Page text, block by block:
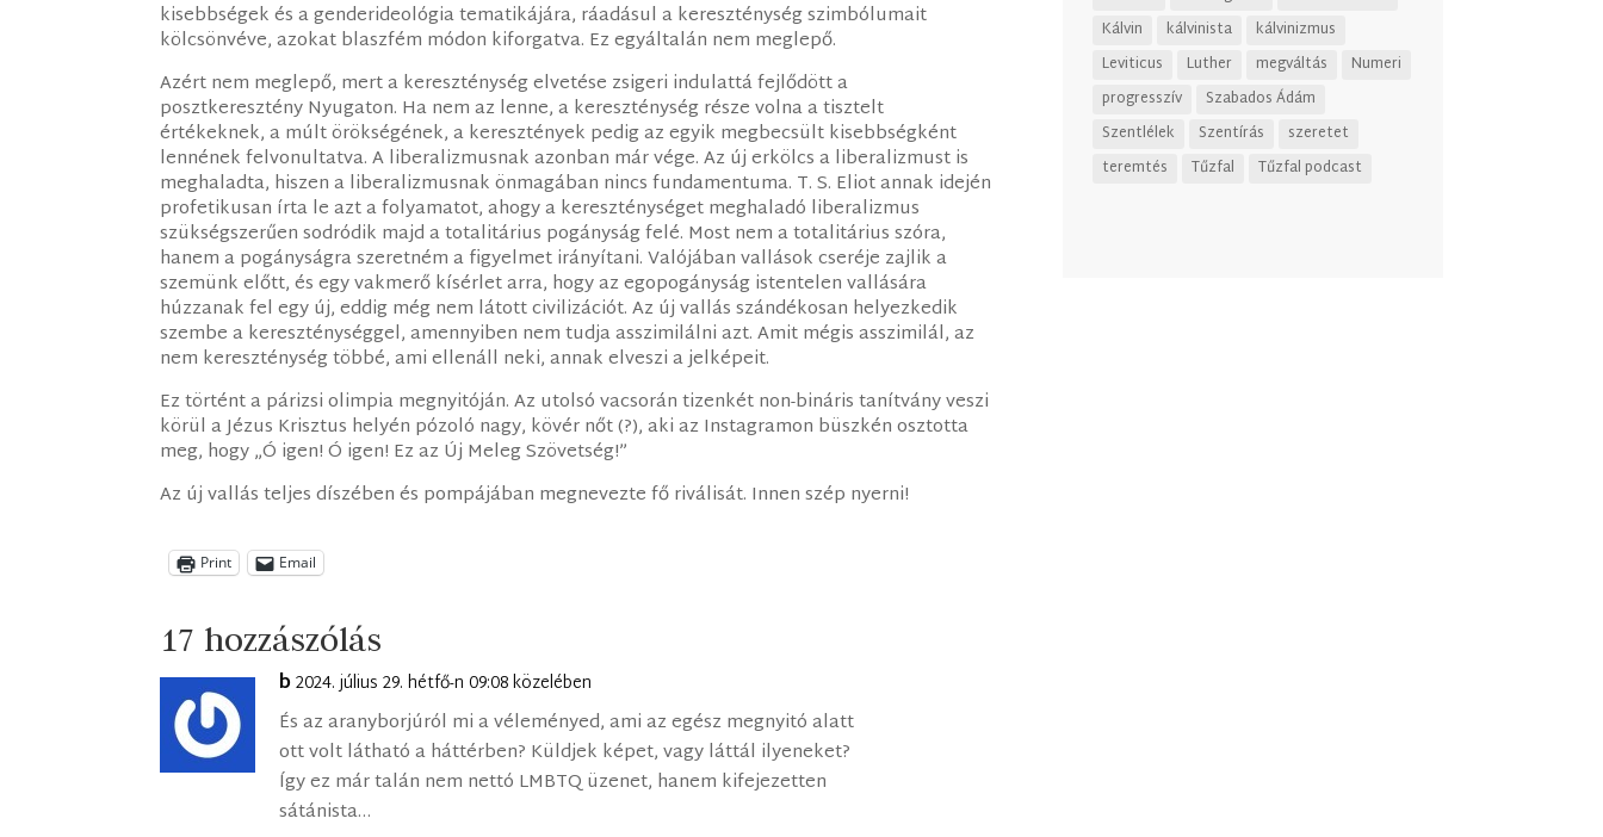
kisebbségek és a genderideológia tematikájára, ráadásul a kereszténység szimbólumait
kölcsönvéve, azokat blaszfém módon kiforgatva. Ez egyáltalán nem meglepő.
Azért nem meglepő, mert a kereszténység elvetése zsigeri indulattá fejlődött a
posztkeresztény Nyugaton. Ha nem az lenne, a kereszténység része volna a tisztelt
értékeknek, a múlt örökségének, a keresztények pedig az egyik megbecsült kisebbségként
lennének felvonultatva. A liberalizmusnak azonban már vége. Az új erkölcs a liberalizmust is
meghaladta, hiszen a liberalizmusnak önmagában nincs fundamentuma. T. S. Eliot annak idején
profetikusan írta le azt a folyamatot, ahogy a kereszténységet meghaladó liberalizmus
szükségszerűen sodródik majd a totalitárius pogányság felé. Most nem a totalitárius szóra,
hanem a pogányságra szeretném a figyelmet irányítani. Valójában vallások cseréje zajlik a
szemünk előtt, és egy vakmerő kísérlet arra, hogy az egopogányság istentelen vallására
húzzanak fel egy új, eddig még nem látott civilizációt. Az új vallás szándékosan helyezkedik
szembe a kereszténységgel, amennyiben nem tudja asszimilálni azt. Amit mégis asszimilál, az
nem kereszténység többé, ami ellenáll neki, annak elveszi a jelképeit.
Ez történt a párizsi olimpia megnyitóján. Az utolsó vacsorán tizenkét non-bináris tanítvány veszi
körül a Jézus Krisztus helyén pózoló nagy, kövér nőt (?), aki az Instagramon büszkén osztotta
meg, hogy „Ó igen! Ó igen! Ez az Új Meleg Szövetség!”
Az új vallás teljes díszében és pompájában megnevezte fő riválisát. Innen szép nyerni!
Print Email
17 hozzászólás
b2024. július 29. hétfő-n 09:08 közelében
És az aranyborjúról mi a véleményed, ami az egész megnyitó alatt
ott volt látható a háttérben? Küldjek képet, vagy láttál ilyeneket?
Így ez már talán nem nettó LMBTQ üzenet, hanem kifejezetten
sátánista…
Kálvin
kálvinista
kálvinizmus
Leviticus
Luther megváltás
Numeri
progresszív
Szabados Ádám
Szentlélek
Szentírás
szeretet
teremtés
Tűzfal Tűzfal podcast